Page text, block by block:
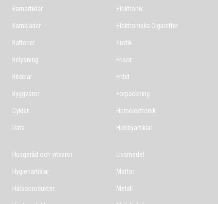
Barnartiklar
Barnkläder
Batterier
Belysning
Bildelar
Byggvaror
Cyklar
Data
Elektronik
Elektroniska Cigaretter
Erotik
Frisör
Fritid
Förpackning
Hemelektronik
Hobbyartiklar
Husgeråd och vitvaror
Hygienartiklar
Hälsoprodukter
Livsmedel
Mattor
Metall